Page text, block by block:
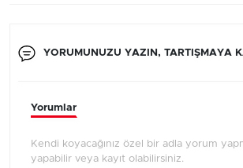
YORUMUNUZU YAZIN, TARTIŞMAYA
Yorumlar
Kendi koyacağınız özel bir adla yorum
yapabilir veya kayıt olabilirsiniz.